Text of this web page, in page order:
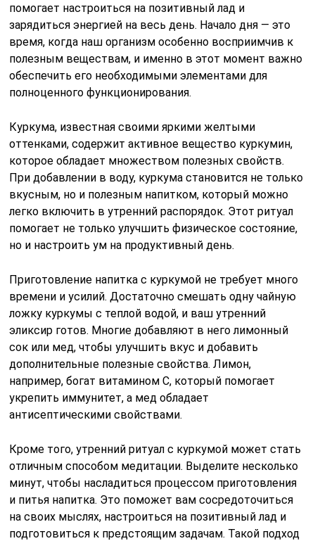
помогает настроиться на позитивный лад и
зарядиться энергией на весь день. Начало дня — это
время, когда наш организм особенно восприимчив к
полезным веществам, и именно в этот момент важно
обеспечить его необходимыми элементами для
полноценного функционирования.
Куркума, известная своими яркими желтыми
оттенками, содержит активное вещество куркумин,
которое обладает множеством полезных свойств.
При добавлении в воду, куркума становится не только
вкусным, но и полезным напитком, который можно
легко включить в утренний распорядок. Этот ритуал
помогает не только улучшить физическое состояние,
но и настроить ум на продуктивный день.
Приготовление напитка с куркумой не требует много
времени и усилий. Достаточно смешать одну чайную
ложку куркумы с теплой водой, и ваш утренний
эликсир готов. Многие добавляют в него лимонный
сок или мед, чтобы улучшить вкус и добавить
дополнительные полезные свойства. Лимон,
например, богат витамином C, который помогает
укрепить иммунитет, а мед обладает
антисептическими свойствами.
Кроме того, утренний ритуал с куркумой может стать
отличным способом медитации. Выделите несколько
минут, чтобы насладиться процессом приготовления
и питья напитка. Это поможет вам сосредоточиться
на своих мыслях, настроиться на позитивный лад и
подготовиться к предстоящим задачам. Такой подход